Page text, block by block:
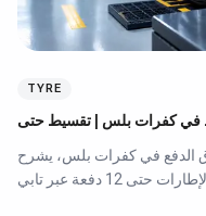
TYRE
في كفرات بلس | تقسيط حتى
الدفع في كفرات بلس، يشرح
كيفية تقسيط الإطارات حتى 12 دفعة عبر تابي